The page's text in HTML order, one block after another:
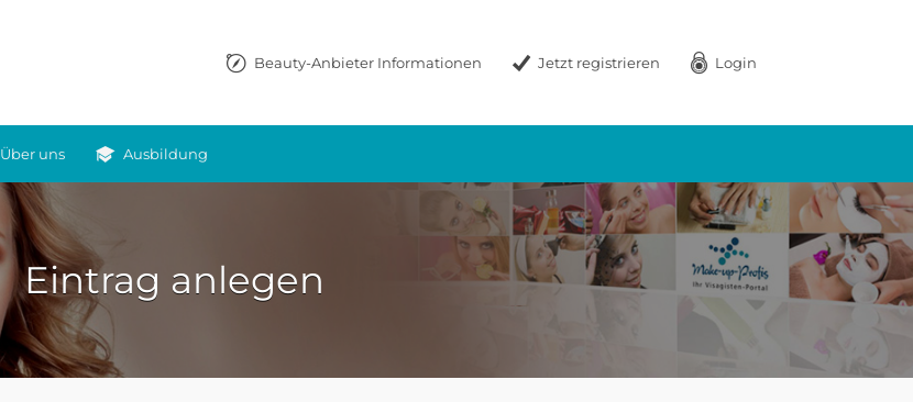
Beauty-Anbieter Informationen Jetzt registrieren Login
Über uns Ausbildung
Eintrag anlegen